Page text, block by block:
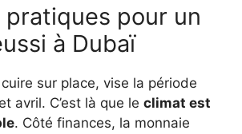
pratiques pour un
à Dubaï
sur place, vise la période
avril. C’est là que le climat est
. Côté finances, la monnaie